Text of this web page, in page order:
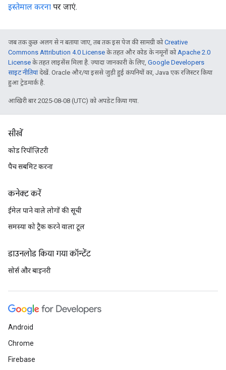
इस्तेमाल करना पर जाएं.
जब तक कुछ अलग से न बताया जाए, तब तक इस पेज की सामग्री कोCreative
Commons Attribution 4.0 License के तहत और कोड के नमूनों कोApache 2.0
License के तहत लाइसेंस मिला है. ज़्यादा जानकारी के लिए, Google Developers
साइट नीतियांदेखें. Oracle और/या इससे जुड़ी हुई कंपनियों का, Java एक रजिस्टर किया
हुआ ट्रेडमार्क है.
आखिरी बार 2025-08-08 (UTC) को अपडेट किया गया.
सीखें
कोड रिपॉज़िटरी
पैच सबमिट करना
कनेक्ट करें
ईमेल पाने वाले लोगों की सूची
समस्या को ट्रैक करने वाला टूल
डाउनलोड किया गया कॉन्टेंट
सोर्स और बाइनरी
Android
Chrome
Firebase